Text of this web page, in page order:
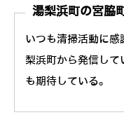
湯梨浜町の宮脇
いつも清掃活動に
梨浜町から発信して
も期待している。